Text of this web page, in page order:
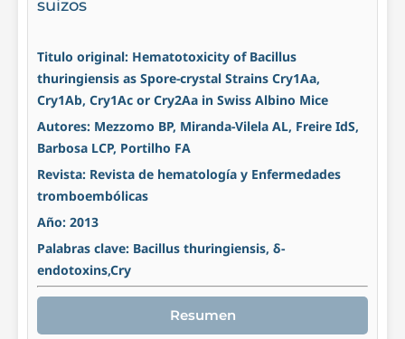
suizos
Titulo original: Hematotoxicity of Bacillus
thuringiensis as Spore-crystal Strains Cry1Aa,
Cry1Ab, Cry1Ac or Cry2Aa in Swiss Albino Mice
Autores: Mezzomo BP, Miranda-Vilela AL, Freire IdS,
Barbosa LCP, Portilho FA
Revista: Revista de hematología y Enfermedades
tromboembólicas
Año: 2013
Palabras clave: Bacillus thuringiensis, δ-
endotoxins,Cry
Resumen